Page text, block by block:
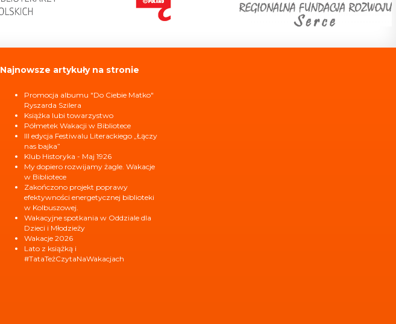
Najnowsze artykuły na stronie
Promocja albumu "Do Ciebie Matko"
Ryszarda Szilera
Książka lubi towarzystwo
Półmetek Wakacji w Bibliotece
III edycja Festiwalu Literackiego „Łączy
nas bajka”
Klub Historyka - Maj 1926
My dopiero rozwijamy żagle. Wakacje
w Bibliotece
Zakończono projekt poprawy
efektywności energetycznej biblioteki
w Kolbuszowej.
Wakacyjne spotkania w Oddziale dla
Dzieci i Młodzieży
Wakacje 2026
Lato z książką i
#TataTeżCzytaNaWakacjach